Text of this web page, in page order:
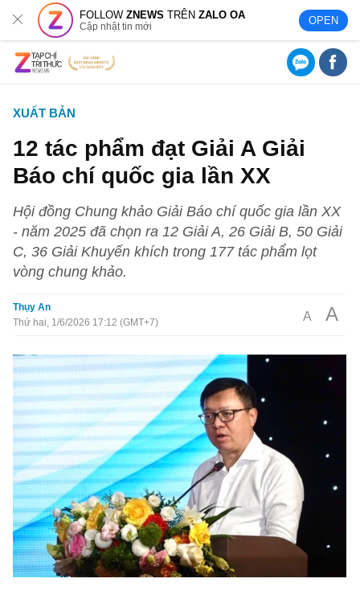
FOLLOWZNEWS TRÊNZALO OA
Cập nhật tin mới OPEN
XUẤT BẢN
12 tác phẩm đạt Giải A Giải
Báo chí quốc gia lần XX
Hội đồng Chung khảo Giải Báo chí quốc gia lần XX
- năm 2025 đã chọn ra 12 Giải A, 26 Giải B, 50 Giải
C, 36 Giải Khuyến khích trong 177 tác phẩm lọt
vòng chung khảo.
Thụy An
Thứ hai, 1/6/2026 17:12 (GMT+7)
A A